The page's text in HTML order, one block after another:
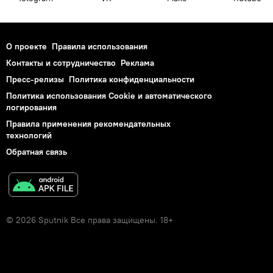
О проекте Правила использования
Контакты и сотрудничество Реклама
Пресс-релизы Политика конфиденциальности
Политика использования Cookie и автоматического
логирования
Правила применения рекомендательных
технологий
Обратная связь
© 2026 Sputnik Все права защищены. 18+